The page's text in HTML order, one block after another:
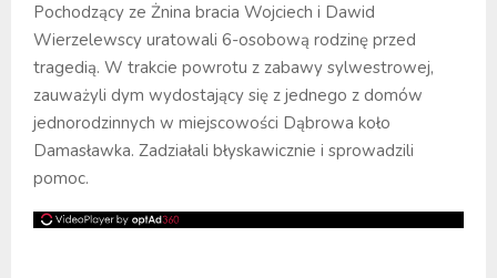
Pochodzący ze Żnina bracia Wojciech i Dawid
Wierzelewscy uratowali 6-osobową rodzinę przed
tragedią. W trakcie powrotu z zabawy sylwestrowej,
zauważyli dym wydostający się z jednego z domów
jednorodzinnych w miejscowości Dąbrowa koło
Damasławka. Zadziałali błyskawicznie i sprowadzili
pomoc.